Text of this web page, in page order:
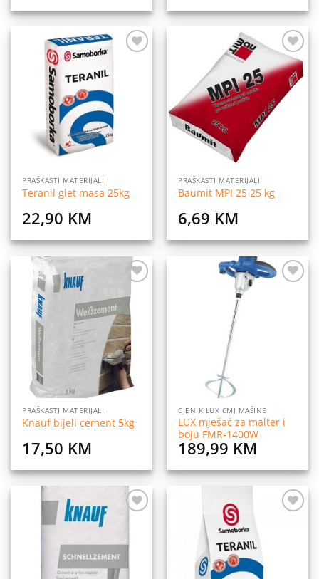
PRAŠKASTI MATERIJALI
Teranil glet masa 25kg
22,90 KM
Dodaj
na
listu
želja
PRAŠKASTI MATERIJALI
Baumit MPI 25 25 kg
6,69 KM
na
listu
želja
PRAŠKASTI MATERIJALI
Knauf bijeli cement 5kg
17,50 KM
CJENIK LUX CMI MAŠINE
LUX mješač za malter i
boju FMR-1400W
189,99 KM